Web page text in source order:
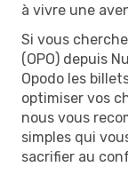
à vivre une
Si vous
(OPO) depuis
Opodo les
optimiser vos
nous vous
simples qui
sacrifier au